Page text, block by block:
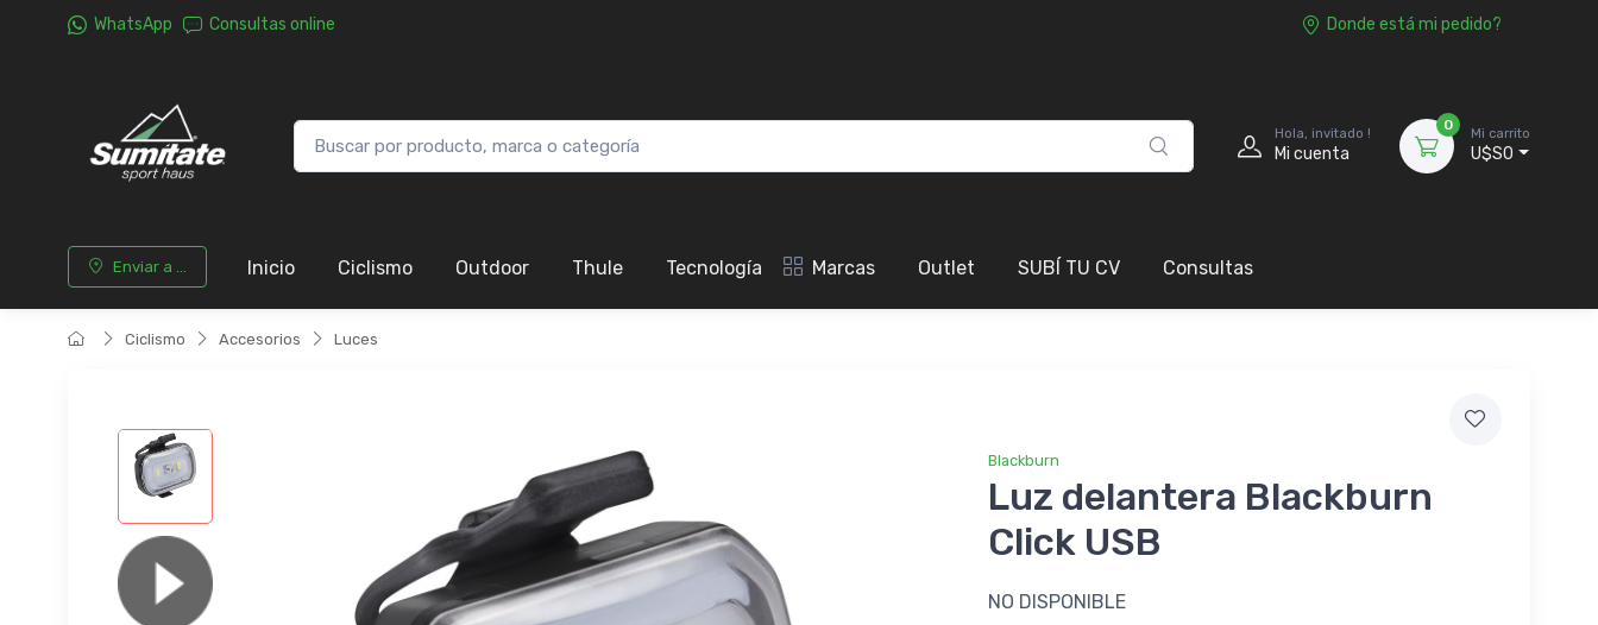
WhatsApp Consultas online Donde está mi pedido?
Hola, invitado !
Mi cuenta
0
Mi carrito
U$S0
Enviar a ... Inicio Ciclismo Outdoor Thule Tecnología Marcas Outlet SUBÍ TU CV Consultas
Ciclismo Accesorios Luces
Blackburn
Luz delantera Blackburn
Click USB
NO DISPONIBLE